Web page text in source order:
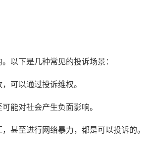
以下是几种常见的投诉场景：
可以通过投诉维权。
能对社会产生负面影响。
甚至进行网络暴力，都是可以投诉的。